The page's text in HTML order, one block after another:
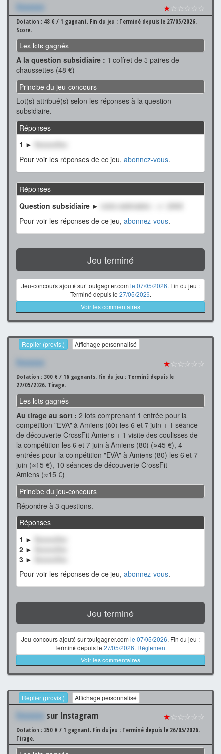
Xxxxxxx ★☆☆☆☆☆
Dotation : 48 € / 1 gagnant. Fin du jeu : Terminé depuis le 27/05/2026.
Score.
Les lots gagnés
A la question subsidiaire : 1 coffret de 3 paires de
chaussettes (48 €)
Principe du jeu-concours
Lot(s) attribué(s) selon les réponses à la question
subsidiaire.
Réponses
1 ►
XxxxxxXxx
Pour voir les réponses de ce jeu, abonnez-vous.
Réponses
Question subsidiaire ►
notre estimation : +/- 2000
Pour voir les réponses de ce jeu, abonnez-vous.
Jeu terminé
Jeu-concours ajouté sur toutgagner.com le 07/05/2026. Fin du jeu :
Terminé depuis le 27/05/2026.
Voir les commentaires
Replier (provis.) Affichage personnalisé
Xxxxxxx ★☆☆☆☆☆
Dotation : 300 € / 16 gagnants. Fin du jeu : Terminé depuis le
27/05/2026. Tirage.
Les lots gagnés
Au tirage au sort : 2 lots comprenant 1 entrée pour la
compétition "EVA" à Amiens (80) les 6 et 7 juin + 1 séance
de découverte CrossFit Amiens + 1 visite des coulisses de
la compétition les 6 et 7 juin à Amiens (80) (≈45 €), 4
entrées pour la compétition "EVA" à Amiens (80) les 6 et 7
juin (≈15 €), 10 séances de découverte CrossFit
Amiens (≈15 €)
Principe du jeu-concours
Répondre à 3 questions.
Réponses
1 ►
XxxxxxXxx
2 ►
3 ►
Pour voir les réponses de ce jeu, abonnez-vous.
Jeu terminé
Jeu-concours ajouté sur toutgagner.com le 07/05/2026. Fin du jeu :
Terminé depuis le 27/05/2026. Règlement
Voir les commentaires
Replier (provis.) Affichage personnalisé
Xxxxxxx sur Instagram ★☆☆☆☆☆
Dotation : 350 € / 1 gagnant. Fin du jeu : Terminé depuis le 26/05/2026.
Tirage.